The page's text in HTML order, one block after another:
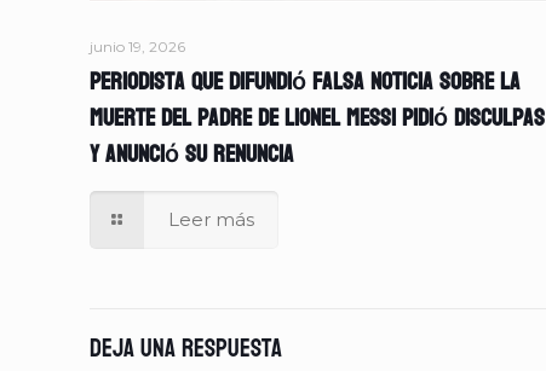
junio 19, 2026
Periodista que difundió falsa noticia sobre la
muerte del padre de Lionel Messi pidió disculpas
y anunció su renuncia
Leer más
Deja una respuesta